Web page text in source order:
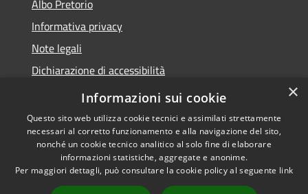
Albo Pretorio
Informativa privacy
Note legali
Dichiarazione di accessibilità
Obiettivi di accessibilità
Accessibilità
Copyright © 2026 • Comune di
Ornago • Powered by
×
Informazioni sui cookie
Questo sito web utilizza cookie tecnici e assimilati strettamente
necessari al corretto funzionamento e alla navigazione del sito,
nonché un cookie tecnico analitico al solo fine di elaborare
informazioni statistiche, aggregate e anonime.
Per maggiori dettagli, può consultare la cookie policy al seguente link